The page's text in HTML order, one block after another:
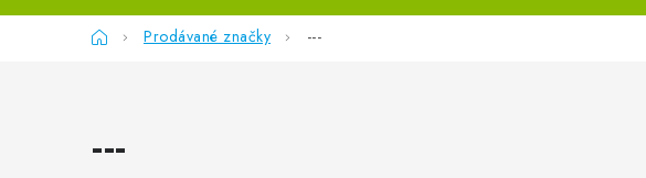
DomůProdávané značky ---
---